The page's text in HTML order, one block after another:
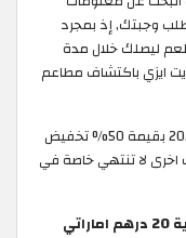
وجبتك, إذ بمجرد
ليصلك خلال مدة
ايزي باكتشاف مطاعم
يوفر موقع Eat easy كوبون خصم ايت ايزي 2026 بقيمة 50% تخفيض
لا تنتهي خاصة في